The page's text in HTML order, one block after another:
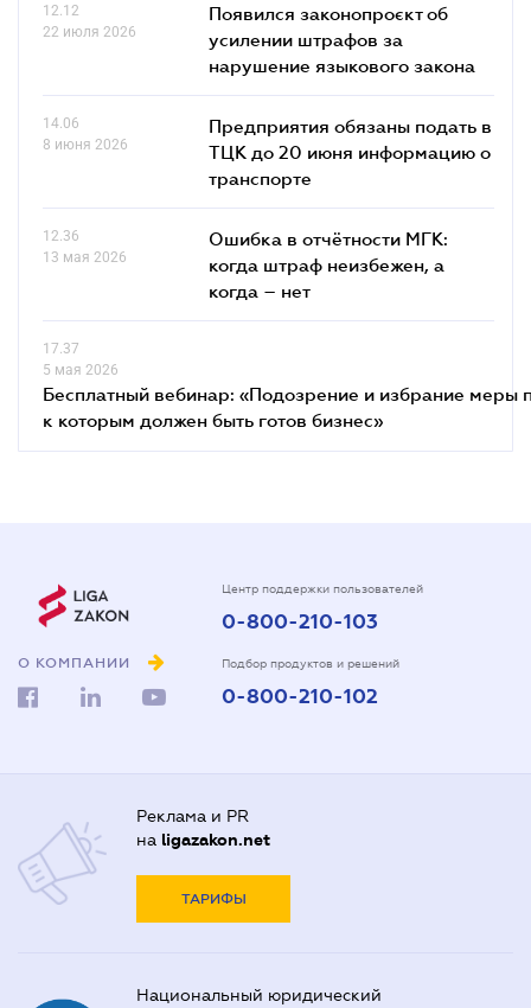
12.12
22 июля 2026
Появился законопроєкт об
усилении штрафов за
нарушение языкового закона
14.06
8 июня 2026
Предприятия обязаны подать в
ТЦК до 20 июня информацию о
транспорте
12.36
13 мая 2026
Ошибка в отчётности МГК:
когда штраф неизбежен, а
когда – нет
17.37
5 мая 2026
Бесплатный вебинар: «Подозрение и избрание меры
к которым должен быть готов бизнес»
О КОМПАНИИ
Центр поддержки пользователей
0-800-210-103
Подбор продуктов и решений
0-800-210-102
Реклама и PR
на ligazakon.net
ТАРИФЫ
Национальный юридический